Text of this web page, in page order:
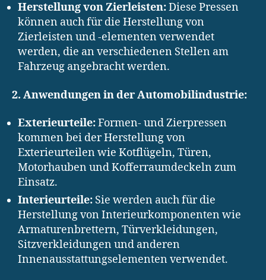
Herstellung von Zierleisten:Diese Pressen
können auch für die Herstellung von
Zierleisten und -elementen verwendet
werden, die an verschiedenen Stellen am
Fahrzeug angebracht werden.
2. Anwendungen in der Automobilindustrie:
Exterieurteile:Formen- und Zierpressen
kommen bei der Herstellung von
Exterieurteilen wie Kotflügeln, Türen,
Motorhauben und Kofferraumdeckeln zum
Einsatz.
Interieurteile: Sie werden auch für die
Herstellung von Interieurkomponenten wie
Armaturenbrettern, Türverkleidungen,
Sitzverkleidungen und anderen
Innenausstattungselementen verwendet.